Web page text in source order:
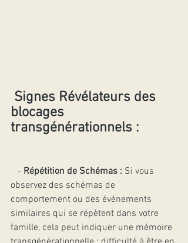
Signes Révélateurs des
blocages
transgénérationnels :
   -
Répétition de Schémas : Si vous
observez des schémas de
comportement ou des événements
similaires qui se répètent dans votre
famille, cela peut indiquer une mémoire